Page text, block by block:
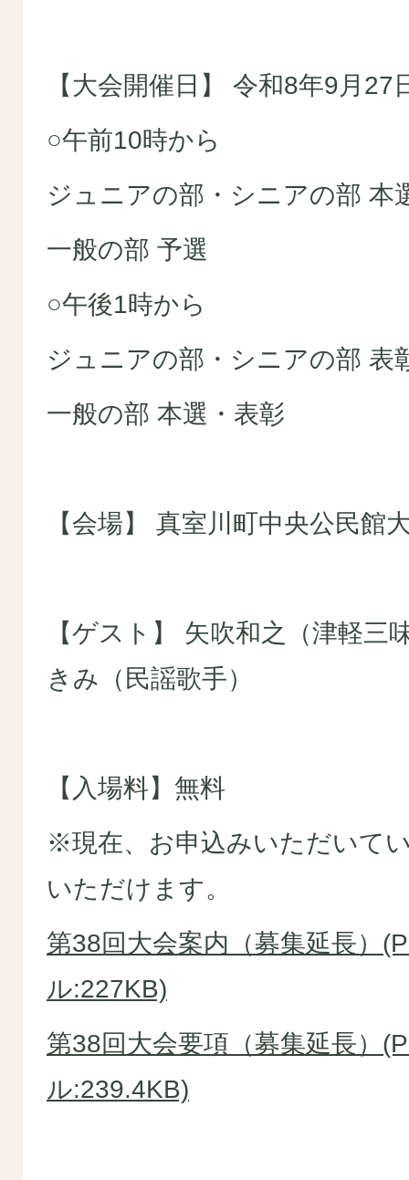
【大会開催日】 令和8年9月27
○午前10時から
ジュニアの部・シニアの部 本
一般の部 予選
○午後1時から
ジュニアの部・シニアの部 表
一般の部 本選・表彰
【会場】 真室川町中央公民館
【ゲスト】 矢吹和之（津軽三
きみ（民謡歌手）
【入場料】無料
※現在、お申込みいただいて
いただけます。
第38回大会案内（募集延長）
ル:227KB)
第38回大会要項（募集延長）
ル:239.4KB)